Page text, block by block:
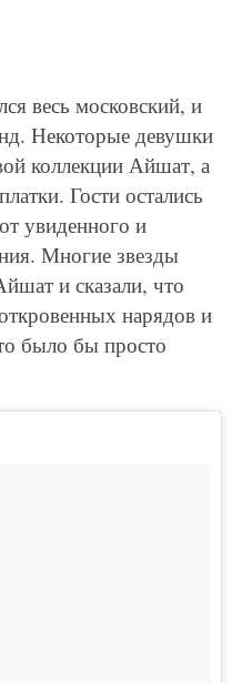
весь московский, и
Некоторые девушки
коллекции Айшат, а
Гости остались
увиденного и
Многие звезды
и сказали, что
нарядов и
было бы просто